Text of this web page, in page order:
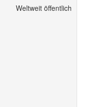
Weltweit öffentlich